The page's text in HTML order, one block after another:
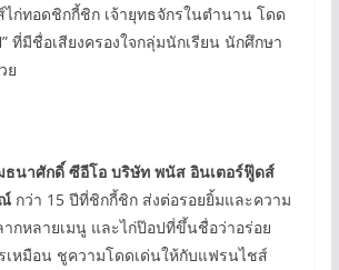
ก่ทอดชิกกี้ชิก เจ้ายุทธจักรในตำนาน โดด
” ที่มีชื่อเสียงครองใจกลุ่มนักเรียน นักศึกษา
ย
าศักดิ์ ซีอีโอ บริษัท พนัส อินเตอร์ฟู๊ดส์
กว่า 15 ปีที่ชิกกี้ชิก ส่งต่อรอยยิ้มและความ
กหลายเมนู และไก่ป๊อปที่ขึ้นชื่อว่าอร่อย
เหมือน ชูความโดดเด่นให้กับแฟรนไชส์